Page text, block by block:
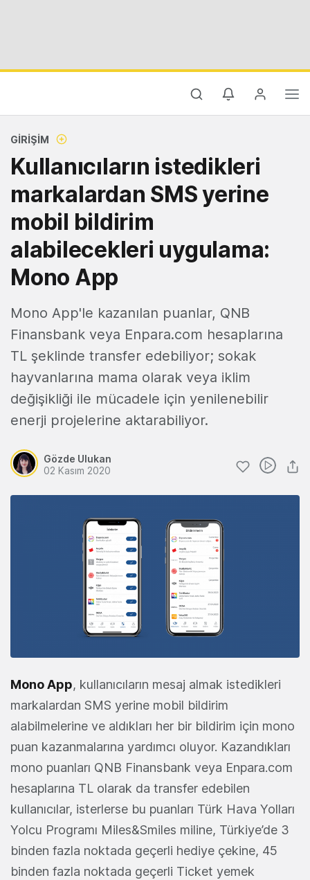
GIRIŞIM
Kullanıcıların istedikleri
markalardan SMS yerine
mobil bildirim
alabilecekleri uygulama:
Mono App
Mono App'le kazanılan puanlar, QNB
Finansbank veya Enpara.com hesaplarına
TL şeklinde transfer edebiliyor; sokak
hayvanlarına mama olarak veya iklim
değişikliği ile mücadele için yenilenebilir
enerji projelerine aktarabiliyor.
Gözde Ulukan
02 Kasım 2020
Mono App, kullanıcıların mesaj almak istedikleri
markalardan SMS yerine mobil bildirim
alabilmelerine ve aldıkları her bir bildirim için mono
puan kazanmalarına yardımcı oluyor. Kazandıkları
mono puanları QNB Finansbank veya Enpara.com
hesaplarına TL olarak da transfer edebilen
kullanıcılar, isterlerse bu puanları Türk Hava Yolları
Yolcu Programı Miles&Smiles miline, Türkiye’de 3
binden fazla noktada geçerli hediye çekine, 45
binden fazla noktada geçerli Ticket yemek